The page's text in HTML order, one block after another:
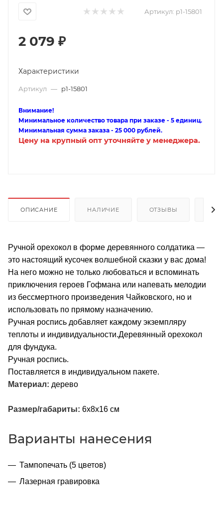
Артикул: p1-15801
2 079 ₽
Характеристики
Артикул — p1-15801
Внимание!
Минимальное количество товара при заказе - 5 единиц.
Минимальная сумма заказа - 25 000 рублей.
Цену на крупный опт уточняйте у менеджера.
ОПИСАНИЕ НАЛИЧИЕ ОТЗЫВЫ
Ручной орехокол в форме деревянного солдатика —
это настоящий кусочек волшебной сказки у вас дома!
На него можно не только любоваться и вспоминать
приключения героев Гофмана или напевать мелодии
из бессмертного произведения Чайковского, но и
использовать по прямому назначению.
Ручная роспись добавляет каждому экземпляру
теплоты и индивидуальности.Деревянный орехокол
для фундука.
Ручная роспись.
Поставляется в индивидуальном пакете.
Материал: дерево
Размер/габариты: 6х8х16 см
Варианты нанесения
Тампопечать (5 цветов)
Лазерная гравировка